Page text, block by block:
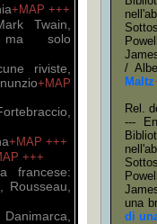
+MAP +++
Twain,
ma solo
riviste,
+MAP
+MAP +++
+++
francese:
Rousseau,
/
Maltz
Rel.
---
una
di